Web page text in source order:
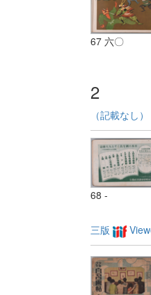
67 六〇
2
（記載なし）
68 -
三版